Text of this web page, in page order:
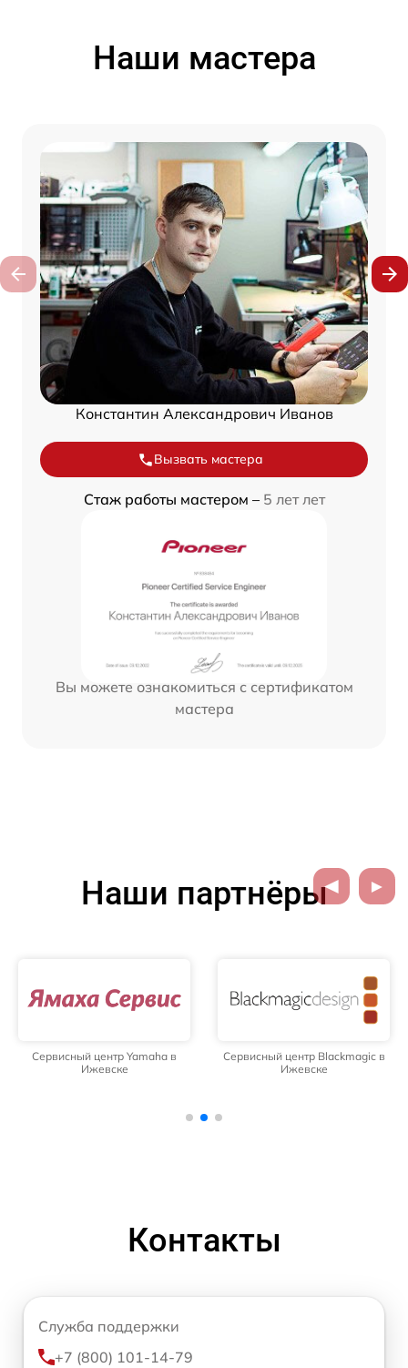
Наши мастера
Константин Александрович Иванов
Вызвать мастера
Стаж работы мастером – 5 лет лет
Вы можете ознакомиться с сертификатом
мастера
Наши партнёры
Сервисный центр Yamaha в
Ижевске
Сервисный центр Blackmagic в
Ижевске
Контакты
Служба поддержки
+7 (800) 101-14-79